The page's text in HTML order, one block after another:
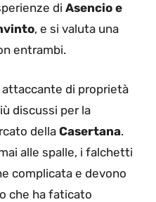
di Asencio e
, e si valuta una
entrambi.
attaccante di proprietà
discussi per la
dellaCasertana.
alle spalle, i falchetti
complicata e devono
che ha faticato